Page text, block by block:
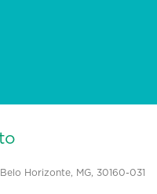
Horizonte, MG, 30160-031